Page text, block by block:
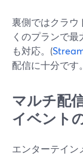
裏側ではクラウ
くのプランで最
も対応。(
配信に十分です。
マルチ配
イベント
エンターテイン